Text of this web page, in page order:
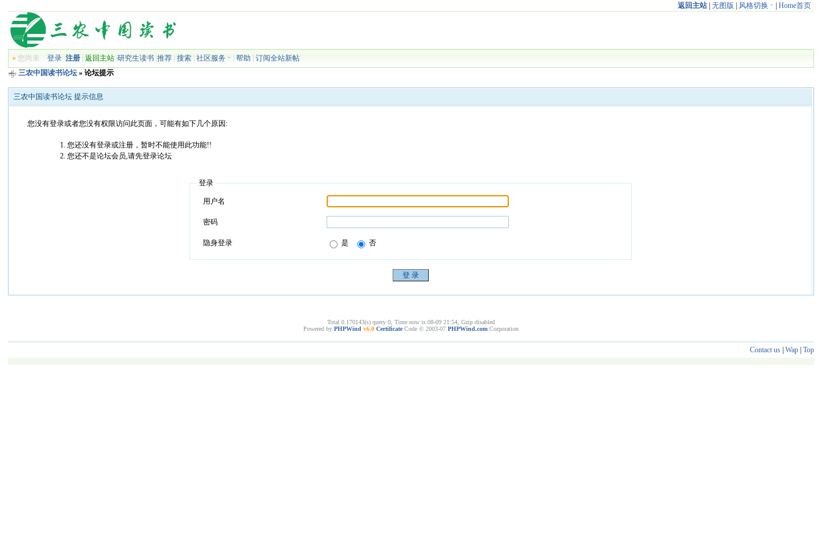
返回主站| 无图版 风格切换 Home首页
» 您尚未登录 注册 |返回主站 |研究生读书 |推荐 |搜索 |社区服务 |帮助 |订阅全站新帖
三农中国读书论坛 » 论坛提示
三农中国读书论坛 提示信息
您没有登录或者您没有权限访问此页面，可能有如下几个原因:
您还没有登录或注册，暂时不能使用此功能!!
您还不是论坛会员,请先登录论坛
登录
用户名
密码
隐身登录 是 否
Total 0.170143(s) query 0, Time now is:08-09 21:54, Gzip disabled
Powered by PHPWind v6.0 Certificate Code © 2003-07 PHPWind.com Corporation
Contact us| Wap| Top